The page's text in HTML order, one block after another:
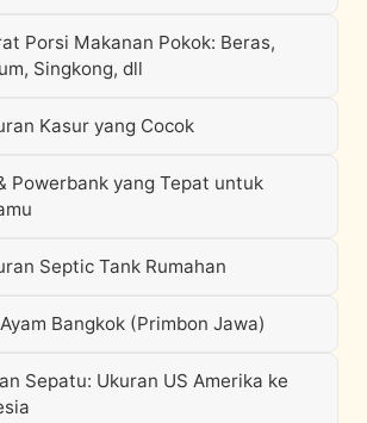
Porsi Makanan Pokok: Beras,
Singkong, dll
Kasur yang Cocok
Powerbank yang Tepat untuk
Septic Tank Rumahan
Bangkok (Primbon Jawa)
Sepatu: Ukuran US Amerika ke